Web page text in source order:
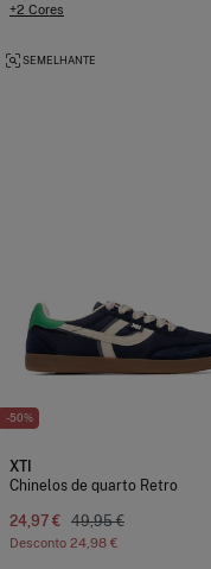
+2 Cores
-50%
SEMELHANTE
XTI
Chinelos de quarto Retro
24,97 € 49,95 €
Desconto 24,98 €